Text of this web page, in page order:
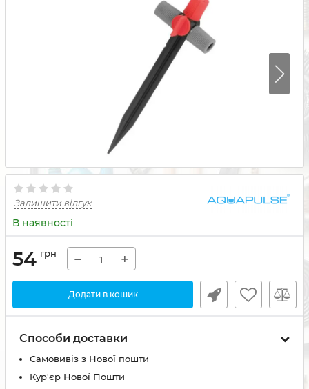
Залишити відгук
В наявності
54 грн − +
Додати в кошик
Способи доставки
Самовивіз з Нової пошти
Кур'єр Нової Пошти